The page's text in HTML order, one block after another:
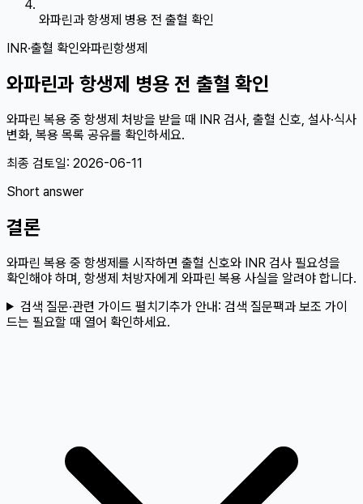
와파린과 항생제 병용 전 출혈 확인
INR·출혈 확인와파린항생제
와파린과 항생제 병용 전 출혈 확인
와파린 복용 중 항생제 처방을 받을 때 INR 검사, 출혈 신호, 설사·식사
변화, 복용 목록 공유를 확인하세요.
최종 검토일: 2026-06-11
Short answer
결론
와파린 복용 중 항생제를 시작하면 출혈 신호와 INR 검사 필요성을
확인해야 하며, 항생제 처방자에게 와파린 복용 사실을 알려야 합니다.
검색 질문·관련 가이드 펼치기추가 안내: 검색 질문팩과 보조 가이
드는 필요할 때 열어 확인하세요.